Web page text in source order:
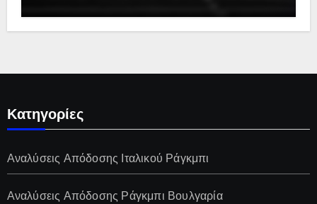
Κατηγορίες
Αναλύσεις Απόδοσης Ιταλικού Ράγκμπι
Αναλύσεις Απόδοσης Ράγκμπι Βουλγαρία